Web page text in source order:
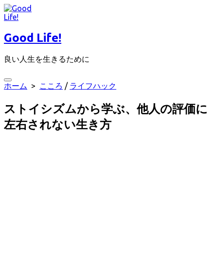
コ
ン
ン
へ
キ
ッ
Good Life!
良い人生を生きるために
検
り
替
え
ホーム > こころ / ライフハック
ストイシズムから学ぶ、他人の評価に
左右されない生き方